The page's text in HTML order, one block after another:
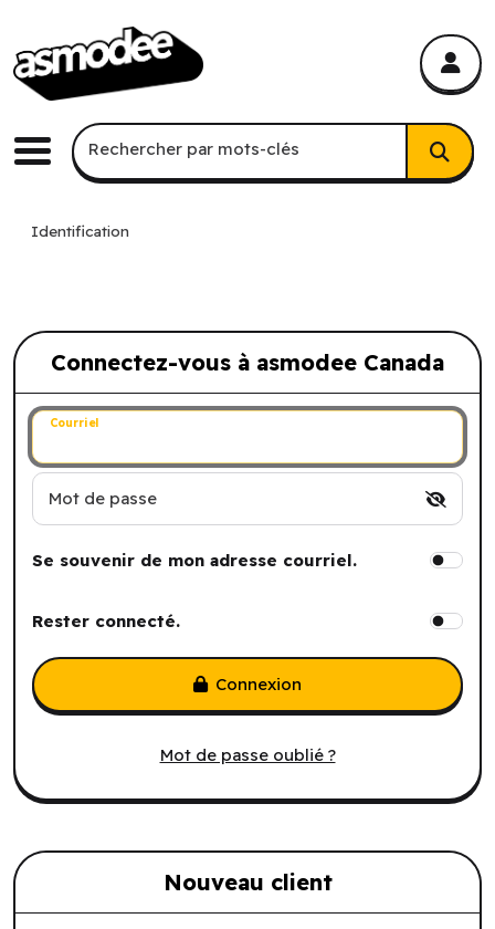
Menu
Recherche par mots-clés
Rechercher par mots-clés
Identification
Connectez-vous à asmodee Canada
Connectez-vous à asmodee Canada
Courriel
Mot de passe
Se souvenir de mon adresse courriel.
Rester connecté.
Mot de passe oublié ?
Connexion
Nouveau client